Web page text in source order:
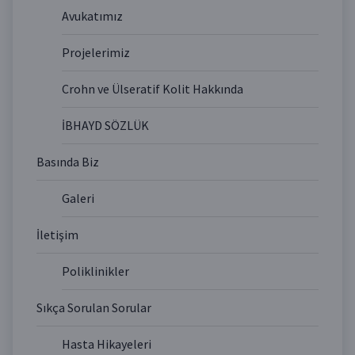
Avukatımız
Projelerimiz
Crohn ve Ülseratif Kolit Hakkında
İBHAYD SÖZLÜK
Basında Biz
Galeri
İletişim
Poliklinikler
Sıkça Sorulan Sorular
Hasta Hikayeleri